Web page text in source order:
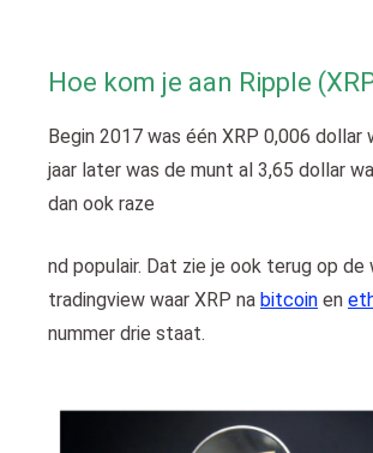
Hoe kom je aan Ripple
Begin 2017 was één XRP 0,006 dollar
jaar later was de munt al 3,65 dollar
dan ook raze
nd populair. Dat zie je ook terug op de
tradingview waar XRP na bitcoin en
nummer drie staat.